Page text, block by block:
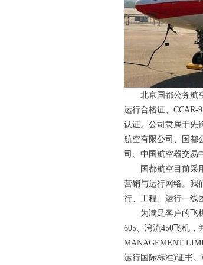
北京国都公务航空
运行合格证、CCAR-
认证。公司隶属于先
航空有限公司、国都
司、中国航空器交易
国都航空目前采用
营销与运行网络。我
行、工程、运行一线
为满足客户的飞机
605、湾流450飞机，
MANAGEMENT
运行国际标准)证书